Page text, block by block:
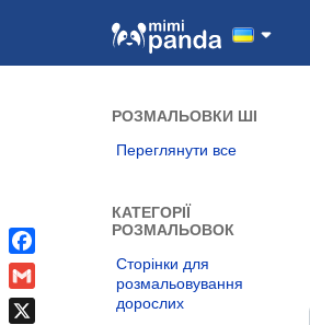
РОЗМАЛЬОВКИ ШІ
Переглянути все
КАТЕГОРІЇ
РОЗМАЛЬОВОК
Сторінки для
розмальовування
дорослих
Facebook
Gmail